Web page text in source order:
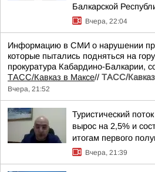
Балкарской
Вчера, 22:04
Информацию в СМИ о нарушении
которые пытались подняться на
прокуратура Кабардино-Балкарии,
ТАСС/Кавказ в Максе// ТАСС/Кавказ
Вчера, 21:52
Туристический
вырос на 2,5% и
итогам первого
Вчера, 21:39